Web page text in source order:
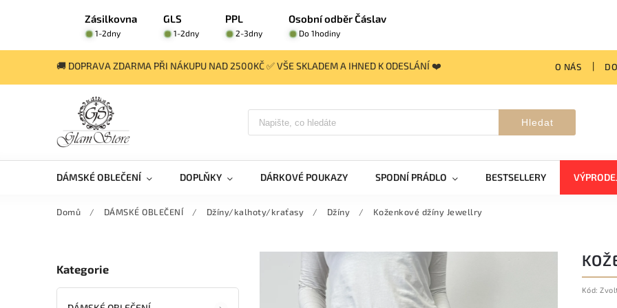
Zásilkovna GLS PPL Osobní odběr Čáslav
1-2dny 1-2dny 2-3dny Do 1hodiny
🚚 DOPRAVA ZDARMA PŘI NÁKUPU NAD 2500KČ ✅ VŠE SKLADEM A IHNED K ODESLÁNÍ ❤️ O NÁS
Hledat
DÁMSKÉ OBLEČENÍ DOPLŇKY DÁRKOVÉ POUKAZY SPODNÍ PRÁDLO BESTSELLERY
Domů / DÁMSKÉ OBLEČENÍ / Džíny/kalhoty/kraťasy / Džíny / Koženkové džíny Jewellry
Kategorie
Kód: